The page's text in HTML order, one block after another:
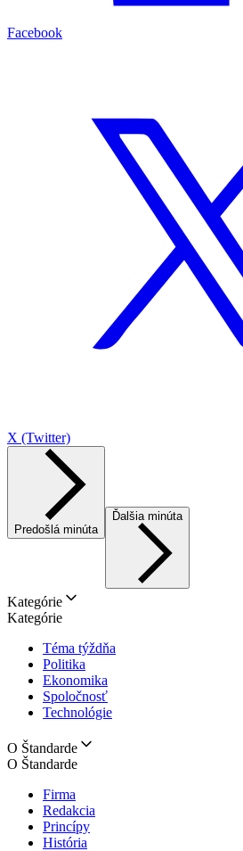
Facebook
X (Twitter)
Predošlá minúta
Ďalšia minúta
Kategórie
Kategórie
Téma týždňa
Politika
Ekonomika
Spoločnosť
Technológie
O Štandarde
O Štandarde
Firma
Redakcia
Princípy
História